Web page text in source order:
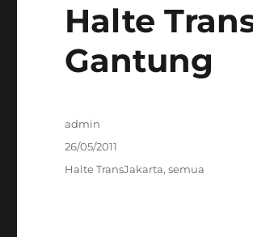
Halte
Gantung
Author
admin
Posted
26/05/2011
Categories
Halte TransJakarta,semua